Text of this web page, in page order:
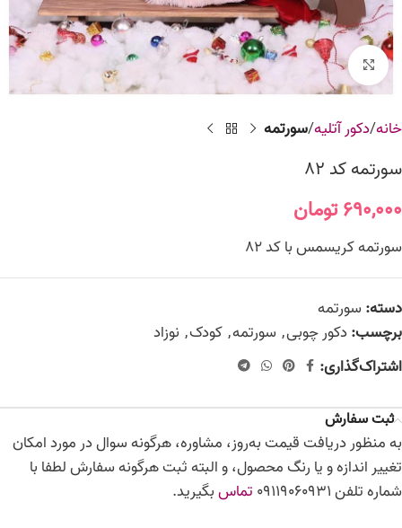
برای بزرگنمایی کلیک کنید
خانه دکور آتلیه سورتمه
سورتمه کد 82
۶۹۰,۰۰۰تومان
سورتمه کریسمس با کد 82
دسته:سورتمه
برچسب:دکور چوبی, سورتمه, کودک, نوزاد
اشتراک‌گذاری:
ثبت سفارش
به منظور دریافت قیمت به‌روز، مشاوره، هرگونه سوال در مورد امکان
تغییر اندازه و یا رنگ محصول، و البته ثبت هرگونه سفارش لطفا با
شماره تلفن 09119060931
تماسبگیرید.